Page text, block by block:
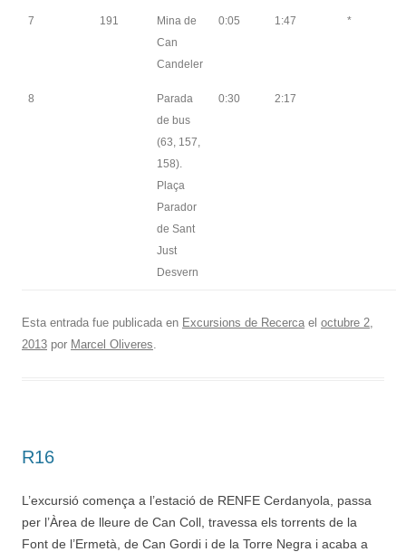
7 191
Mina de
Can
Candeler
0:05 1:47 *
8
Parada
de bus
(63, 157,
158).
Plaça
Parador
de Sant
Just
Desvern
0:30 2:17
Esta entrada fue publicada en Excursions de Recerca el octubre 2,
2013 por Marcel Oliveres.
R16
L’excursió comença a l’estació de RENFE Cerdanyola, passa
per l’Àrea de lleure de Can Coll, travessa els torrents de la
Font de l’Ermetà, de Can Gordi i de la Torre Negra i acaba a